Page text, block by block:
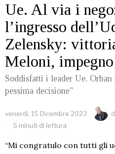
Ue. Al via i
l’ingresso
Zelensky:
Meloni,
Soddisfatti i leader Ue. Orban
pessima decisione"
venerdì, 15 Dicembre 2023
5 minuti di lettura
“Mi congratulo con tutti gli